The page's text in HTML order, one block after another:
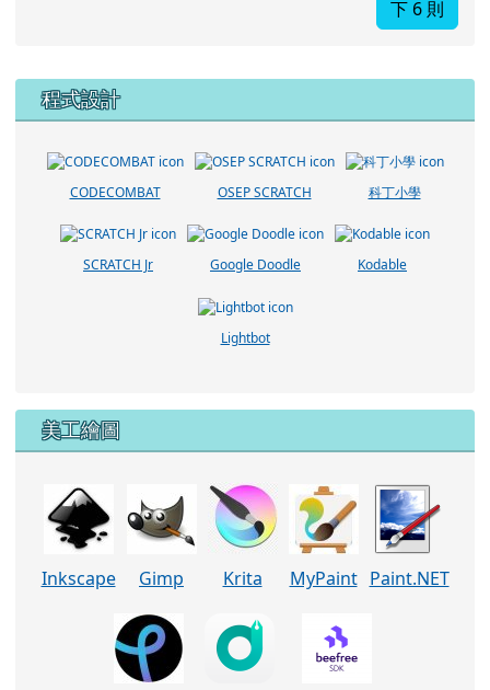
下 6 則
下中區域內容
程式設計
CODECOMBAT OSEP SCRATCH 科丁小學
SCRATCH Jr Google Doodle Kodable
Lightbot
美工繪圖
Inkscape Gimp Krita MyPaint Paint.NET